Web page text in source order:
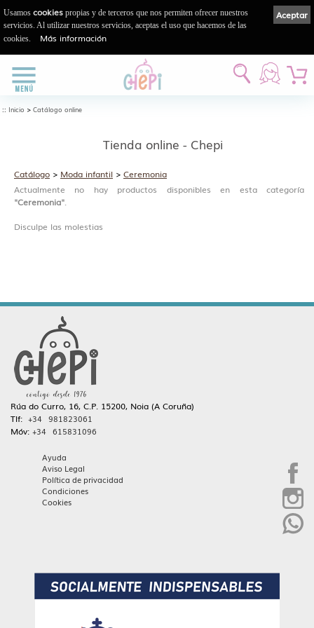
:: Inicio > Catálogo online
Tienda online - Chepi
Catálogo > Moda infantil > Ceremonia
Actualmente no hay productos disponibles en esta categoría
"Ceremonia".
Disculpe las molestias
Rúa do Curro, 16, C.P. 15200, Noia (A Coruña)
Tlf: +34 981823061
Móv: +34 615831096
Ayuda
Aviso Legal
Política de privacidad
Condiciones
Cookies
Aceptar
Usamos cookies propias y de terceros que nos permiten ofrecer nuestros
servicios. Al utilizar nuestros servicios, aceptas el uso que hacemos de las
cookies.
Más información